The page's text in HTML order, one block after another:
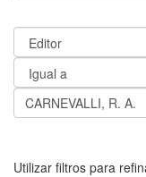
Utilizar filtros para